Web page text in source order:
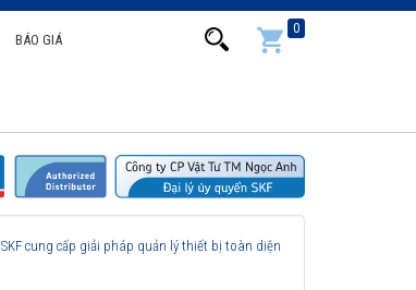
BÁO GIÁ
0
SKF cung cấp giải pháp quản lý thiết bị toàn diện